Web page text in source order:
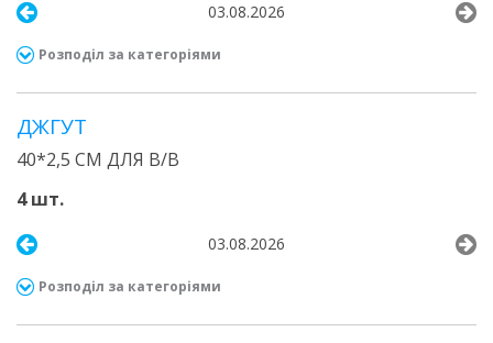
03.08.2026
Розподіл за категоріями
ДЖГУТ
40*2,5 СМ ДЛЯ В/В
4 шт.
03.08.2026
Розподіл за категоріями